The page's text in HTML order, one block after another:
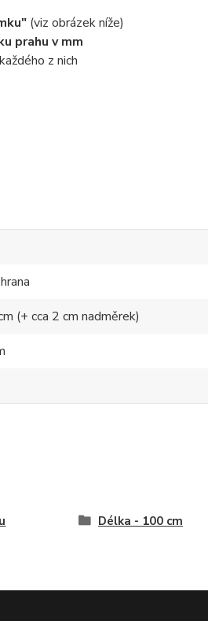
(viz obrázek níže)
prahu v mm
z nich
(+ cca 2 cm nadměrek)
Délka - 100 cm